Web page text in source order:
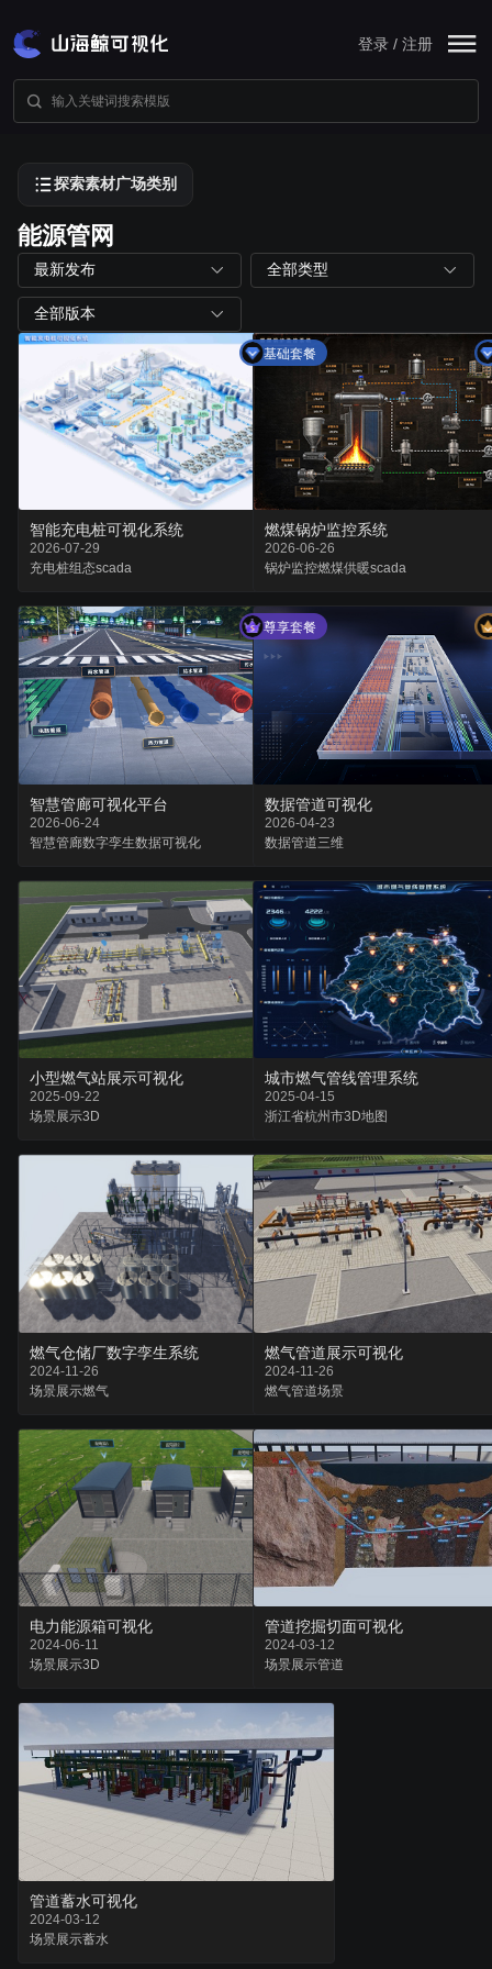
登录 / 注册
探索素材广场类别
能源管网
最新发布 全部类型
全部版本
基础套餐
智能充电桩可视化系统
2026-07-29
充电桩组态scada
燃煤锅炉监控系统
2026-06-26
锅炉监控燃煤供暖scada
尊享套餐
智慧管廊可视化平台
2026-06-24
智慧管廊数字孪生数据可视化
数据管道可视化
2026-04-23
数据管道三维
小型燃气站展示可视化
2025-09-22
场景展示3D
城市燃气管线管理系统
2025-04-15
浙江省杭州市3D地图
燃气仓储厂数字孪生系统
2024-11-26
场景展示燃气
燃气管道展示可视化
2024-11-26
燃气管道场景
电力能源箱可视化
2024-06-11
场景展示3D
管道挖掘切面可视化
2024-03-12
场景展示管道
管道蓄水可视化
2024-03-12
场景展示蓄水